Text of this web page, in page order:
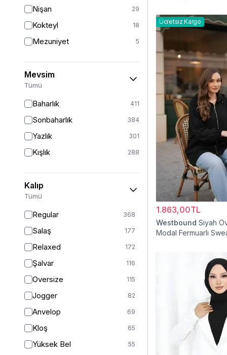
Nişan 29
Kokteyl 18
Mezuniyet 5
Mevsim
Tümü
Baharlık 411
Sonbaharlık 384
Yazlık 301
Kışlık 288
Kalıp
Tümü
Regular 368
Salaş 177
Relaxed 172
Şalvar 116
Oversize 115
Jogger 82
Anvelop 69
Kloş 65
Yüksek Bel 55
Ücretsiz Kargo
1.863,00TL
Westbound Siyah
Modal Fermuarlı